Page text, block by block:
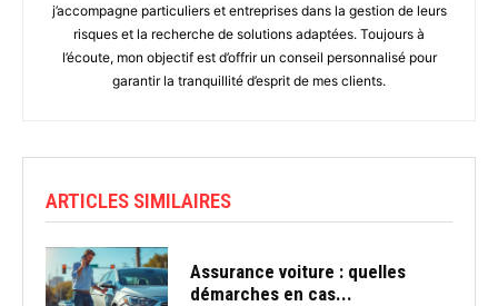
j’accompagne particuliers et entreprises dans la gestion de leurs
risques et la recherche de solutions adaptées. Toujours à
l’écoute, mon objectif est d’offrir un conseil personnalisé pour
garantir la tranquillité d’esprit de mes clients.
ARTICLES SIMILAIRES
Assurance voiture : quelles
démarches en cas...